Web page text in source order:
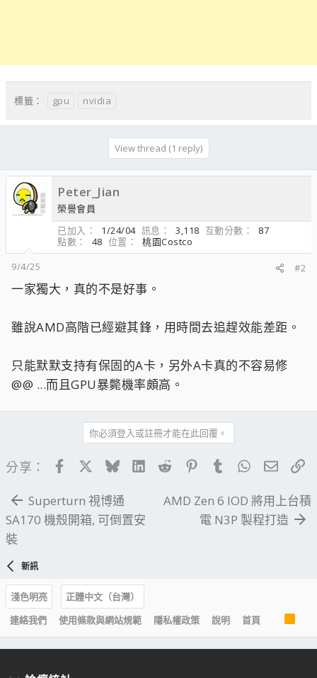
標籤： gpu nvidia
View thread (1 reply)
Peter_Jian
榮譽會員
已加入
1/24/04 訊息 3,118 互動分數
87
點數
48 位置
桃園Costco
9/4/25
#2
一家獨大，真的不是好事。
雖說AMD高階已經避其鋒，用時間去追趕效能差距。
只能默默支持有保固的A卡，另外A卡真的不容易修
@@ ...而且GPU暴斃機率頗高。
你必須登入或註冊才能在此回覆。
分享： FacebookBlueskyLinkedIn
Reddit PinterestTumblrWhatsApp
電子
Superturn 視博通
SA170 機殼開箱, 可倒置安
裝
AMD Zen 6 IOD 將用上台積
電 N3P 製程打造
新訊
淺色明亮
正體中文（台灣）
連絡我們
使用條款與網站規範 隱私權政策 說明 首頁
R
S
S